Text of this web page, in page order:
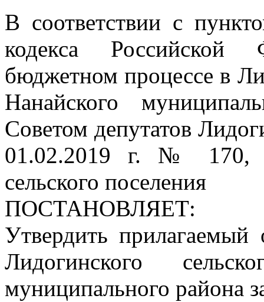
В соответствии с
кодекса
бюджетном процессе в
Нанайского
Советом депутатов
01.02.2019 г. № 170,
сельского поселения
ПОСТАНОВЛЯЕТ:
Утвердить
Лидогинского
муниципального района